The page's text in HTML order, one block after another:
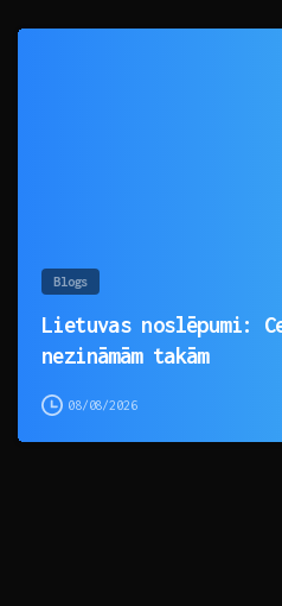
Blogs
Lietuvas noslēpumi:
nezināmām takām
08/08/2026